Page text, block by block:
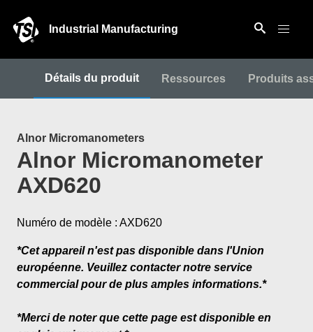
Industrial Manufacturing
Détails du produit Ressources Produits
Alnor Micromanometers
Alnor Micromanometer
AXD620
Numéro de modèle : AXD620
*Cet appareil n'est pas disponible dans l'Union
européenne. Veuillez contacter notre service
commercial pour de plus amples informations.*
*Merci de noter que cette page est disponible en